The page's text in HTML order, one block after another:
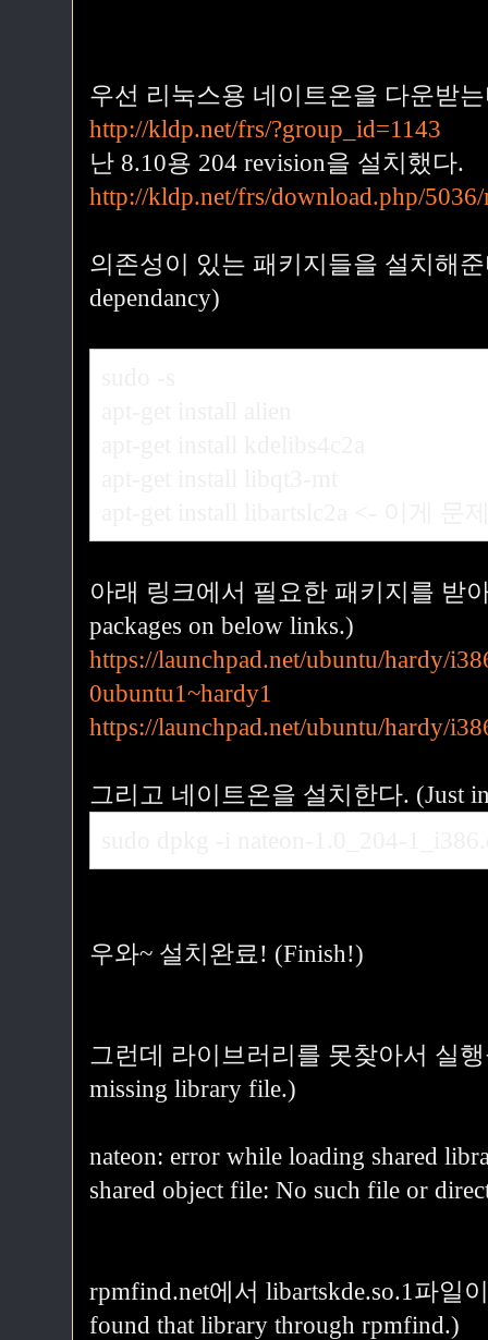
우선 리눅스용 네이트온을 다운받
http://kldp.net/frs/?group_id=1143
난 8.10용 204 revision을 설치했다.
http://kldp.net/frs/download.php/
의존성이 있는 패키지들을 설치해준
dependancy)
아래 링크에서 필요한 패키지를 받
packages on below links.)
https://launchpad.net/ubuntu/hardy/
0ubuntu1~hardy1
https://launchpad.net/ubuntu/hardy/
그리고 네이트온을 설치한다. (Just
우와~ 설치완료! (Finish!)
그런데 라이브러리를 못찾아서 실행
missing library file.)
nateon: error while loading shared
shared object file: No such file or
rpmfind.net에서 libartskde.so.1파
found that library through rpmfind.)